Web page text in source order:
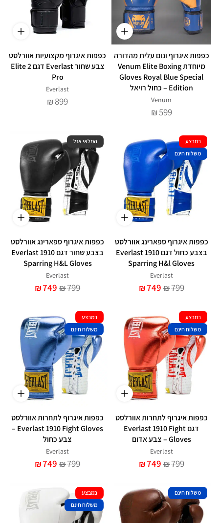
כפפות איגרוף ונום עלית מהדורה
מיוחדת Venum Elite Boxing
Gloves Royal Blue Special
Edition – כחול רויאל
Venum
₪599
כפפות איגרוף מקצועיות אוורלסט
צבע שחור Everlast דגם Elite 2
Pro
Everlast
₪899
במבצע
משלוח חינם
כפפות איגרוף ספארינג אוורלסט
בצבע כחול דגם Everlast 1910
Sparring H&l Gloves
Everlast
₪749 ₪799
המלאי אזל
כפפות איגרוף ספארינג אוורלסט
בצבע שחור דגם Everlast 1910
Sparring H&L Gloves
Everlast
₪749 ₪799
במבצע
משלוח חינם
כפפות איגרוף לתחרות אוורלסט
דגם Everlast 1910 Fight
Gloves – צבע אדום
Everlast
₪749 ₪799
במבצע
משלוח חינם
כפפות איגרוף לתחרות אוורלסט
Everlast 1910 Fight Gloves –
צבע כחול
Everlast
₪749 ₪799
משלוח חינם
במבצע
משלוח חינם